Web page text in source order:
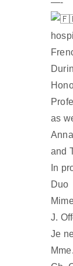
—-
as
and
In
Duo
J.
Je